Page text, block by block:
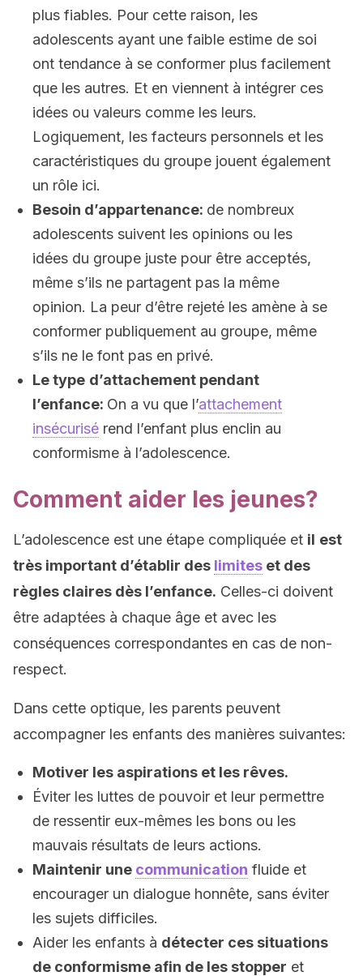
plus fiables. Pour cette raison, les
adolescents ayant une faible estime de soi
ont tendance à se conformer plus facilement
que les autres. Et en viennent à intégrer ces
idées ou valeurs comme les leurs.
Logiquement, les facteurs personnels et les
caractéristiques du groupe jouent également
un rôle ici.
Besoin d’appartenance: de nombreux
adolescents suivent les opinions ou les
idées du groupe juste pour être acceptés,
même s’ils ne partagent pas la même
opinion. La peur d’être rejeté les amène à se
conformer publiquement au groupe, même
s’ils ne le font pas en privé.
Le type d’attachement pendant
l’enfance: On a vu que l’attachement
insécurisé rend l’enfant plus enclin au
conformisme à l’adolescence.
Comment aider les jeunes?
L’adolescence est une étape compliquée et il est
très important d’établir des limites et des
règles claires dès l’enfance. Celles-ci doivent
être adaptées à chaque âge et avec les
conséquences correspondantes en cas de non-
respect.
Dans cette optique, les parents peuvent
accompagner les enfants des manières suivantes:
Motiver les aspirations et les rêves.
Éviter les luttes de pouvoir et leur permettre
de ressentir eux-mêmes les bons ou les
mauvais résultats de leurs actions.
Maintenir une communication fluide et
encourager un dialogue honnête, sans éviter
les sujets difficiles.
Aider les enfants à détecter ces situations
de conformisme afin de les stopper et